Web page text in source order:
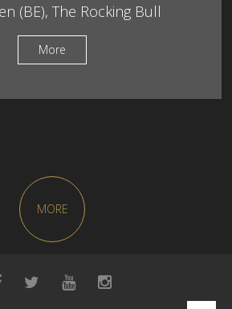
(BE), The Rocking Bull
More
MORE